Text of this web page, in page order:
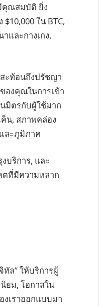
คุณสมบัติ ยิ่ง
ใน BTC,
และกางเกง,
ะท้อนถึงปรัชญา
องคุณในการเข้า
มิตรกับผู้ใช้มาก
น, สภาพคล่อง
ละภูมิภาค
บริการ, และ
ตที่มีความหลาก
ทัล” ให้บริการผู้
ยม, โอกาสใน
เราออกแบบมา